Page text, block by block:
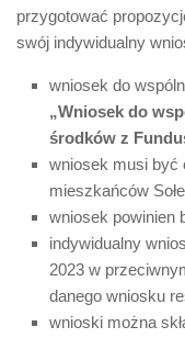
przygotować
swój indywidualny
wniosek do
„Wniosek do
środków z
wniosek musi być
mieszkańców
wniosek powinien
indywidualny
2023 w
danego wniosku
wnioski można